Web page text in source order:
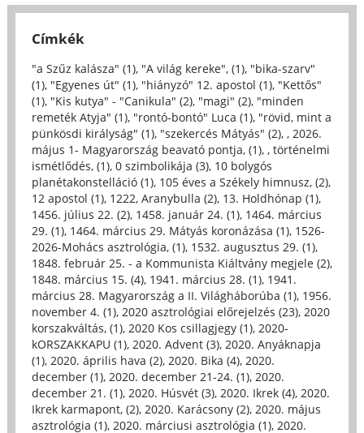
Címkék
"a Szűz kalásza" (1), "A világ kereke", (1), "bika-szarv"
(1), "Egyenes út" (1), "hiányzó" 12. apostol (1), "Kettős"
(1), "Kis kutya" - "Canikula" (2), "magi" (2), "minden
remeték Atyja" (1), "rontó-bontó" Luca (1), "rövid, mint a
pünkösdi királyság" (1), "szekercés Mátyás" (2), , 2026.
május 1- Magyarország beavató pontja, (1), , történelmi
ismétlődés, (1), 0 szimbolikája (3), 10 bolygós
planétakonstelláció (1), 105 éves a Székely himnusz, (2),
12 apostol (1), 1222, Aranybulla (2), 13. Holdhónap (1),
1456. július 22. (2), 1458. január 24. (1), 1464. március
29. (1), 1464. március 29. Mátyás koronázása (1), 1526-
2026-Mohács asztrológia, (1), 1532. augusztus 29. (1),
1848. február 25. - a Kommunista Kiáltvány megjele (2),
1848. március 15. (4), 1941. március 28. (1), 1941.
március 28. Magyarország a II. Világháborúba (1), 1956.
november 4. (1), 2020 asztrológiai előrejelzés (23), 2020
korszakváltás, (1), 2020 Kos csillagjegy (1), 2020-
kORSZAKKAPU (1), 2020. Advent (3), 2020. Anyáknapja
(1), 2020. április hava (2), 2020. Bika (4), 2020.
december (1), 2020. december 21-24. (1), 2020.
december 21. (1), 2020. Húsvét (3), 2020. Ikrek (4), 2020.
Ikrek karmapont, (2), 2020. Karácsony (2), 2020. május
asztrológia (1), 2020. márciusi asztrológia (1), 2020.